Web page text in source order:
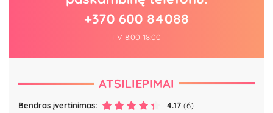
+370 600 84088
I-V 8:00-18:00
ATSILIEPIMAI
Bendras įvertinimas: 4.17 (6)